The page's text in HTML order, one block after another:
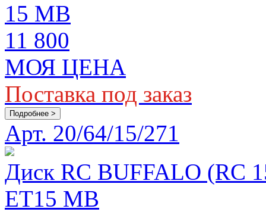
15 MB
11 800
МОЯ ЦЕНА
Поставка под заказ
Подробнее >
Арт. 20/64/15/271
Диск RC BUFFALO (RC
ET15 MB